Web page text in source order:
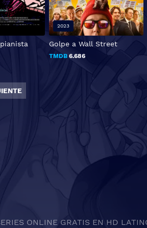
Golpe a Wall Street
TMDB6.686
2023
ONLINE GRATIS EN HD